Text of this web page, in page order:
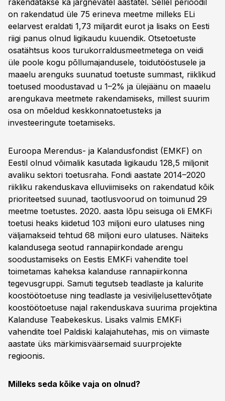
rakendatakse ka järgnevatel aastatel. Sellel perioodil
on rakendatud üle 75 erineva meetme milleks ELi
eelarvest eraldati 1,73 miljardit eurot ja lisaks on Eesti
riigi panus olnud ligikaudu kuuendik. Otsetoetuste
osatähtsus koos turukorraldusmeetmetega on veidi
üle poole kogu põllumajandusele, toidutööstusele ja
maaelu arenguks suunatud toetuste summast, riiklikud
toetused moodustavad u 1–2% ja ülejäänu on maaelu
arengukava meetmete rakendamiseks, millest suurim
osa on mõeldud keskkonnatoetusteks ja
investeeringute toetamiseks.
Euroopa Merendus- ja Kalandusfondist (EMKF) on
Eestil olnud võimalik kasutada ligikaudu 128,5 miljonit
avaliku sektori toetusraha. Fondi aastate 2014–2020
riikliku rakenduskava elluviimiseks on rakendatud kõik
prioriteetsed suunad, taotlusvoorud on toimunud 29
meetme toetustes. 2020. aasta lõpu seisuga oli EMKFi
toetusi heaks kiidetud 103 miljoni euro ulatuses ning
väljamakseid tehtud 68 miljoni euro ulatuses. Näiteks
kalandusega seotud rannapiirkondade arengu
soodustamiseks on Eestis EMKFi vahendite toel
toimetamas kaheksa kalanduse rannapiirkonna
tegevusgruppi. Samuti tegutseb teadlaste ja kalurite
koostöötoetuse ning teadlaste ja vesiviljelusettevõtjate
koostöötoetuse najal rakenduskava suurima projektina
Kalanduse Teabekeskus. Lisaks valmis EMKFi
vahendite toel Paldiski kalajahutehas, mis on viimaste
aastate üks märkimisväärsemaid suurprojekte
regioonis.
Milleks seda kõike vaja on olnud?